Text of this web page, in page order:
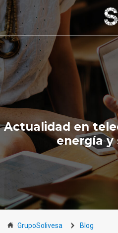
Actualidad en
energía y
GrupoSolivesa
Blog